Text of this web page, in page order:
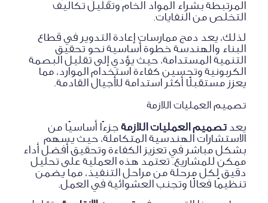
المرتبطة بشراء المواد الخام وتقليل تكاليف
التخلص من النفايات.
لذلك، يعد دمج ممارسات إعادة التدوير في قطاع
البناء والهندسة خطوة أساسية نحو تحقيق
التنمية المستدامة، حيث يؤدي إلى تقليل البصمة
الكربونية وتحسين كفاءة استخدام الموارد، مما
يعزز مستقبلًا أكثر استدامة للأجيال القادمة.
تصميم العمليات اللازمة
يعدتصميم العمليات اللازمةجزءًا أساسيًا من
الاستشارات الهندسية المتكاملة، حيث يسهم
بشكل مباشر في تعزيز الكفاءة وتحقيق أفضل أداء
ممكن للمشاريع. تعتمد هذه العملية على تحليل
دقيق لكل مرحلة من مراحل التنفيذ، مما يضمن
تنظيمًا فعالًا وتجنب العشوائية في العمل.